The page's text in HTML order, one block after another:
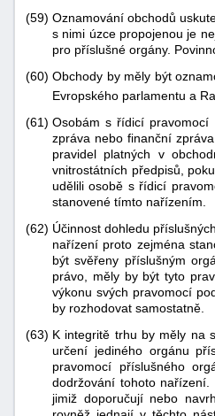
(59) Oznamování obchodů
s nimi úzce propojenou je
pro příslušné orgány.
(60) Obchody by měly být
Evropského parlamentu a
(61) Osobám s řídicí pravomocí
zpráva nebo finanční
pravidel platných v
vnitrostátních předpisů,
udělili osobě s řídicí
stanovené tímto nařízením.
(62) Účinnost dohledu
nařízení proto zejména
být svěřeny příslušným
právo, měly by být tyto
výkonu svých pravomocí
by rozhodovat samostatně.
(63) K integritě trhu by měly na
určení jediného orgánu
pravomocí příslušného
dodržování tohoto
jimiž doporučují nebo